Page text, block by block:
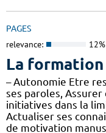
PAGES
relevance: 12%
La formation
– Autonomie Etre
ses paroles,
initiatives dans la
Actualiser ses
de motivation